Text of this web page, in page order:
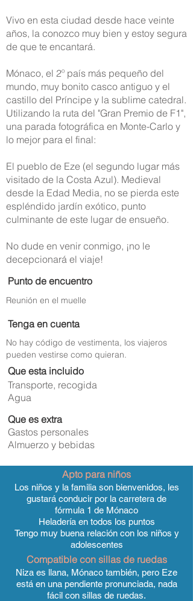
Vivo en esta ciudad desde hace veinte
años, la conozco muy bien y estoy segura
de que te encantará.
Mónaco, el 2º país más pequeño del
mundo, muy bonito casco antiguo y el
castillo del Príncipe y la sublime catedral.
Utilizando la ruta del "Gran Premio de F1",
una parada fotográfica en Monte-Carlo y
lo mejor para el final:
El pueblo de Eze (el segundo lugar más
visitado de la Costa Azul). Medieval
desde la Edad Media, no se pierda este
espléndido jardín exótico, punto
culminante de este lugar de ensueño.
No dude en venir conmigo, ¡no le
decepcionará el viaje!
Punto de encuentro
Reunión en el muelle
Tenga en cuenta
No hay código de vestimenta, los viajeros
pueden vestirse como quieran.
Que esta incluido
Transporte, recogida
Agua
Que es extra
Gastos personales
Almuerzo y bebidas
Apto para niños
Los niños y la familia son bienvenidos, les
gustará conducir por la carretera de
fórmula 1 de Mónaco
Heladería en todos los puntos
Tengo muy buena relación con los niños y
adolescentes
Compatible con sillas de ruedas
Niza es llana, Mónaco también, pero Eze
está en una pendiente pronunciada, nada
fácil con sillas de ruedas.